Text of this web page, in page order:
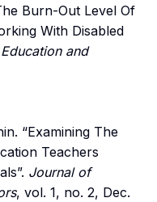
Burn-Out Level Of
With Disabled
and
“Examining The
Teachers
Journal of
, vol. 1, no. 2, Dec.